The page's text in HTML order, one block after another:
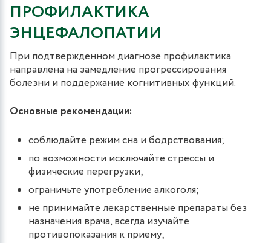
ПРОФИЛАКТИКА
ЭНЦЕФАЛОПАТИИ
При подтвержденном диагнозе профилактика
направлена на замедление прогрессирования
болезни и поддержание когнитивных функций.
Основные рекомендации:
соблюдайте режим сна и бодрствования;
по возможности исключайте стрессы и
физические перегрузки;
ограничьте употребление алкоголя;
не принимайте лекарственные препараты без
назначения врача, всегда изучайте
противопоказания к приему;